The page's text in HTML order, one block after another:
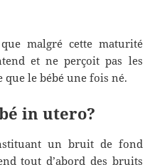
malgré cette maturité
et ne perçoit pas les
que le bébé une fois né.
in utero?
un bruit de fond
tout d’abord des bruits